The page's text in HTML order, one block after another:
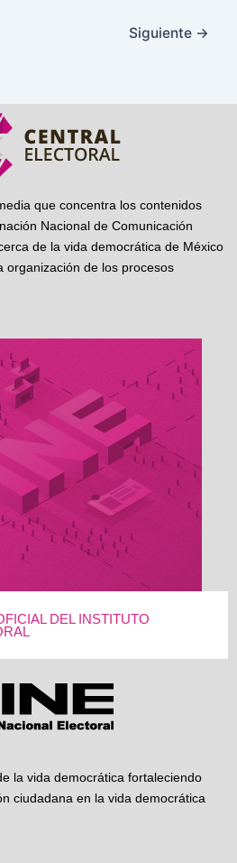
Siguiente →
que concentra los contenidos
Nacional de Comunicación
de la vida democrática de México
organización de los procesos
DEL INSTITUTO
la vida democrática fortaleciendo
ciudadana en la vida democrática